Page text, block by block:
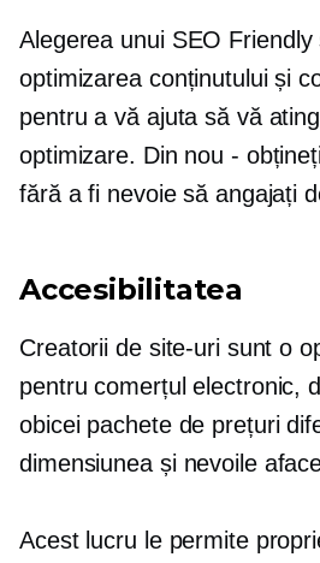
Alegerea unui SEO Friendly
optimizarea conținutului și
pentru a vă ajuta să vă
optimizare. Din nou -
fără a fi nevoie să angajați
Accesibilitatea
Creatorii de site-uri sunt o
pentru comerțul electronic,
obicei pachete de prețuri
dimensiunea și nevoile
Acest lucru le permite